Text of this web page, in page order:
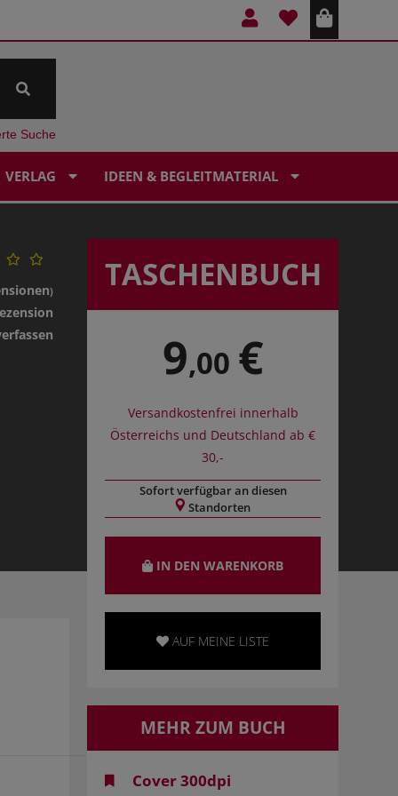
Suche
VERLAG IDEEN & BEGLEITMATERIAL
) TASCHENBUCH
9,00 €
Versandkostenfrei innerhalb
Österreichs und Deutschland ab €
30,-
Sofort verfügbar an diesen
Standorten
IN DEN WARENKORB
AUF MEINE LISTE
MEHR ZUM BUCH
Cover 300dpi